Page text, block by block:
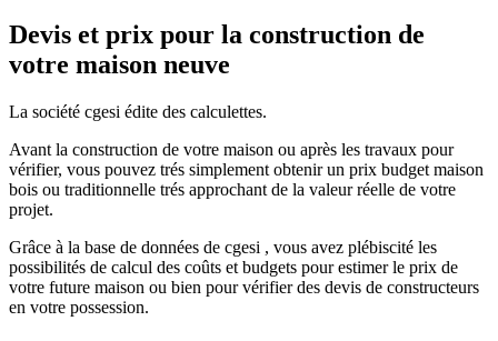
Devis et prix pour la construction de
votre maison neuve
La société cgesi édite des calculettes.
Avant la construction de votre maison ou après les travaux pour
vérifier, vous pouvez trés simplement obtenir un prix budget maison
bois ou traditionnelle trés approchant de la valeur réelle de votre
projet.
Grâce à la base de données de cgesi , vous avez plébiscité les
possibilités de calcul des coûts et budgets pour estimer le prix de
votre future maison ou bien pour vérifier des devis de constructeurs
en votre possession.